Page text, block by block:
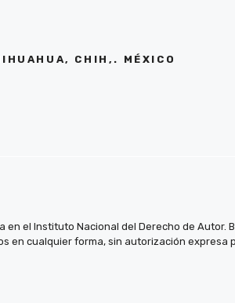
CHIH,. MÉXICO
el Instituto Nacional del Derecho de Autor.
en cualquier forma, sin autorización expresa